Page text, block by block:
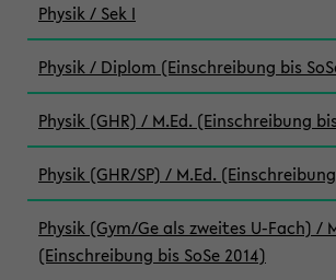
Physik / Sek I
Physik / Diplom (Einschreibung bis
Physik (GHR) / M.Ed. (Einschreibung
Physik (GHR/SP) / M.Ed.
Physik (Gym/Ge als zweites U-Fach) /
(Einschreibung bis SoSe 2014)